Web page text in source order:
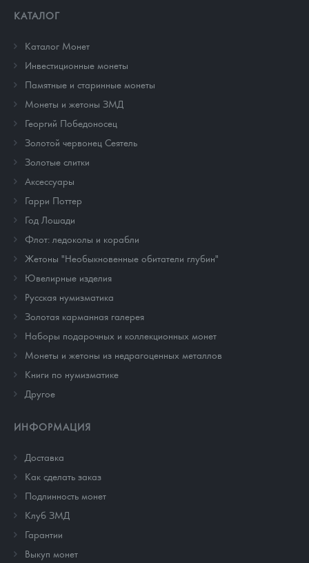
КАТАЛОГ
Каталог Монет
Инвестиционные монеты
Памятные и старинные монеты
Монеты и жетоны ЗМД
Георгий Победоносец
Золотой червонец Сеятель
Золотые слитки
Аксессуары
Гарри Поттер
Год Лошади
Флот: ледоколы и корабли
Жетоны "Необыкновенные обитатели глубин"
Ювелирные изделия
Русская нумизматика
Золотая карманная галерея
Наборы подарочных и коллекционных монет
Монеты и жетоны из недрагоценных металлов
Книги по нумизматике
Другое
ИНФОРМАЦИЯ
Доставка
Как сделать заказ
Подлинность монет
Клуб ЗМД
Гарантии
Выкуп монет